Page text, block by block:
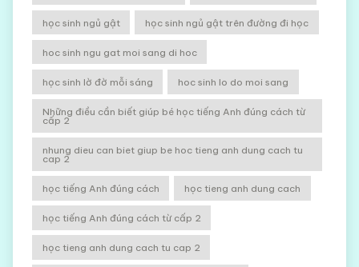
học sinh ngủ gật học sinh ngủ gật trên đường đi học
hoc sinh ngu gat moi sang di hoc
học sinh lờ đờ mỗi sáng hoc sinh lo do moi sang
Những điều cần biết giúp bé học tiếng Anh đúng cách từ
cấp 2
nhung dieu can biet giup be hoc tieng anh dung cach tu
cap 2
học tiếng Anh đúng cách học tieng anh dung cach
học tiếng Anh đúng cách từ cấp 2
học tieng anh dung cach tu cap 2